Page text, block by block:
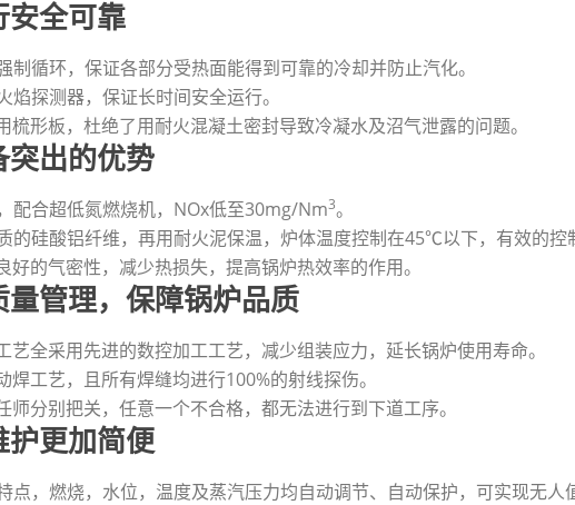
安全可靠
循环，保证各部分受热面能得到可靠的冷却并防止汽化。
探测器，保证长时间安全运行。
形板，杜绝了用耐火混凝土密封导致冷凝水及沼气泄露的问题。
突出的优势
配合超低氮燃烧机，NOx低至30mg/Nm3。
的硅酸铝纤维，再用耐火泥保温，炉体温度控制在45℃以下，有效的控
的气密性，减少热损失，提高锅炉热效率的作用。
管理，保障锅炉品质
全采用先进的数控加工工艺，减少组装应力，延长锅炉使用寿命。
工艺，且所有焊缝均进行100%的射线探伤。
分别把关，任意一个不合格，都无法进行到下道工序。
护更加简便
点，燃烧，水位，温度及蒸汽压力均自动调节、自动保护，可实现无人